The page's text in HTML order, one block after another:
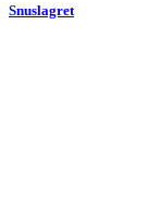
Snuslagret